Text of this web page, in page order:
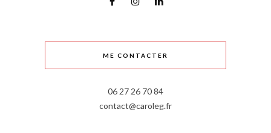
ME CONTACTER
06 27 26 70 84
contact@caroleg.fr